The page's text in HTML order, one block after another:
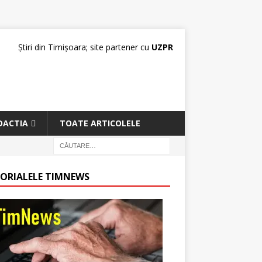
Știri din Timișoara; site partener cu UZPR
TOATE ARTICOLELE
TIMNEWS